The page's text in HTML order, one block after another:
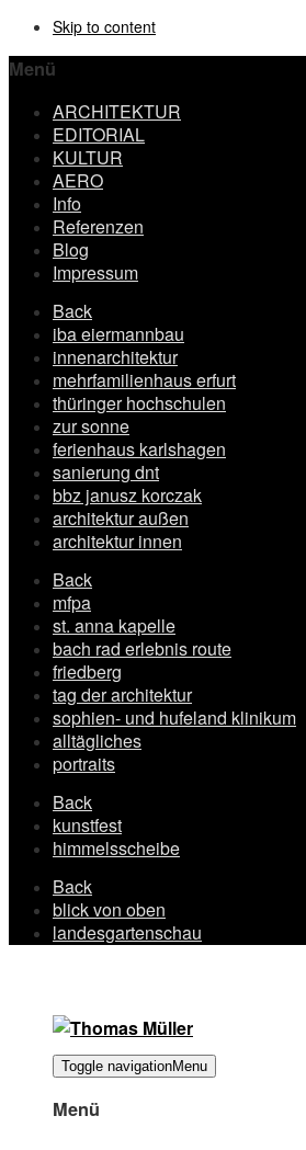
Skip to content
Menü
ARCHITEKTUR
EDITORIAL
KULTUR
AERO
Info
Referenzen
Blog
Impressum
Back
iba eiermannbau
innenarchitektur
mehrfamilienhaus erfurt
thüringer hochschulen
zur sonne
ferienhaus karlshagen
sanierung dnt
bbz janusz korczak
architektur außen
architektur innen
Back
mfpa
st. anna kapelle
bach rad erlebnis route
friedberg
tag der architektur
sophien- und hufeland klinikum
alltägliches
portraits
Back
kunstfest
himmelsscheibe
Back
blick von oben
landesgartenschau
Toggle navigationMenu
Menü